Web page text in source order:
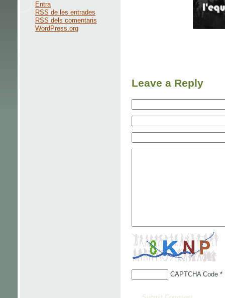
Entra
RSS de les entrades
RSS dels comentaris
WordPress.org
Leave a Reply
CAPTCHA Code *